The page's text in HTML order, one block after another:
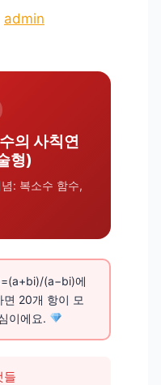
admin
의 사칙연
형)
: 복소수 함수,
(a−bi)에
20개 항이 모
이에요.
들